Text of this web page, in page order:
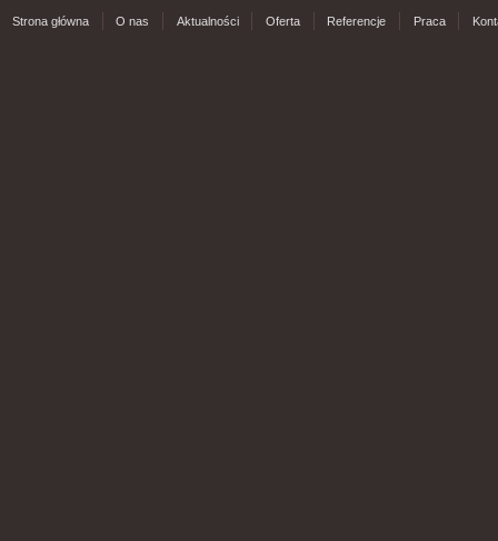
Strona główna O nas Aktualności Oferta Referencje Praca